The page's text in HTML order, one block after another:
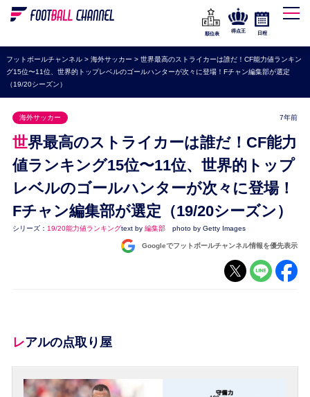
WEリーグ
海外サッカー
プレミアリーグ
ラ・リーガ
セリエA
ブンデスリーガ
UEFA
ナショナルチーム
高校サッカー
順位表
得点王 日程
フットボールチャンネル> 海外サッカー > 世界最高のストライカーは誰だ！CF能力値ランキン
グ15位〜11位、世界的トップレベルのゴールハンターが次々に登場！Fチャン編集部が選定
（19/20シーズン）
海外サッカー 7年前
世界最高のストライカーは誰だ！CF能力
値ランキング15位〜11位、世界的トップ
レベルのゴールハンターが次々に登場！
Fチャン編集部が選定（19/20シーズン）
シリーズ： 19/20能力値ランキングtext by 編集部 photo by Getty Images
Googleでフットボールチャンネル情報を優先表示
レアルの点取り屋